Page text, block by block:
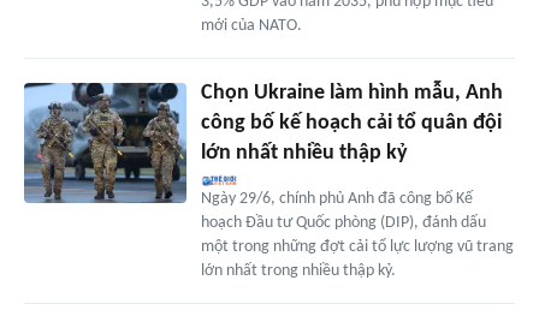
mới của NATO.
Chọn Ukraine làm hình mẫu, Anh
công bố kế hoạch cải tổ quân đội
lớn nhất nhiều thập kỷ
Ngày 29/6, chính phủ Anh đã công bố Kế
hoạch Đầu tư Quốc phòng (DIP), đánh dấu
một trong những đợt cải tổ lực lượng vũ trang
lớn nhất trong nhiều thập kỷ.